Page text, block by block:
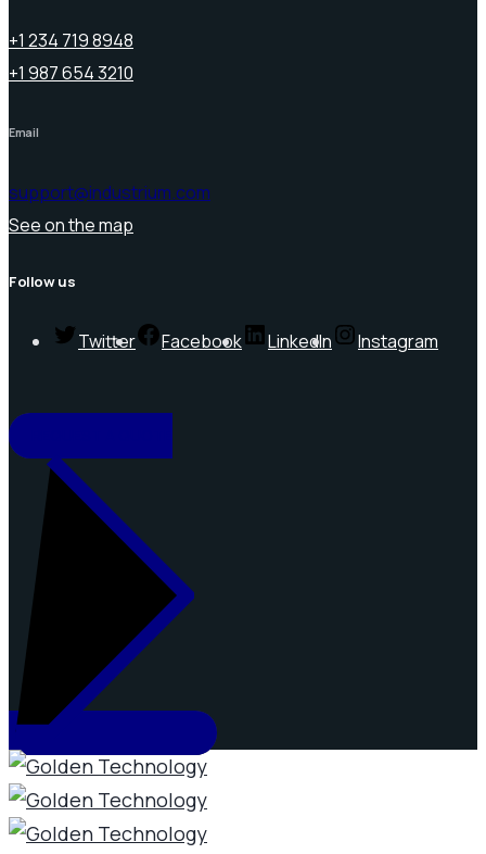
+1 234 719 8948
+1 987 654 3210
Email
support@industrium.com
See on the map
Follow us
Twitter Facebook LinkedIn Instagram